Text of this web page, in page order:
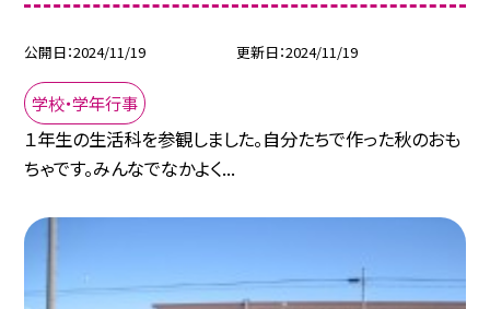
公開日 2024/11/19 更新日 2024/11/19
学校・学年行事
１年生の生活科を参観しました。自分たちで作った秋のおも
ちゃです。みんなでなかよく...